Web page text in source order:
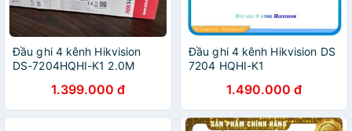
Đầu ghi 4 kênh Hikvision
DS-7204HQHI-K1 2.0M
1.399.000 đ
Đầu ghi 4 kênh Hikvision DS
7204 HQHI-K1
1.490.000 đ